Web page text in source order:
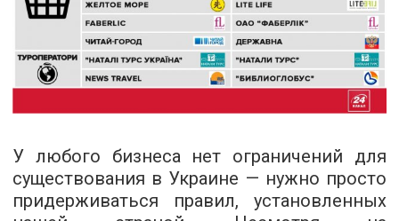
У любого бизнеса нет ограничений для
существования в Украине — нужно просто
придерживаться правил, установленных